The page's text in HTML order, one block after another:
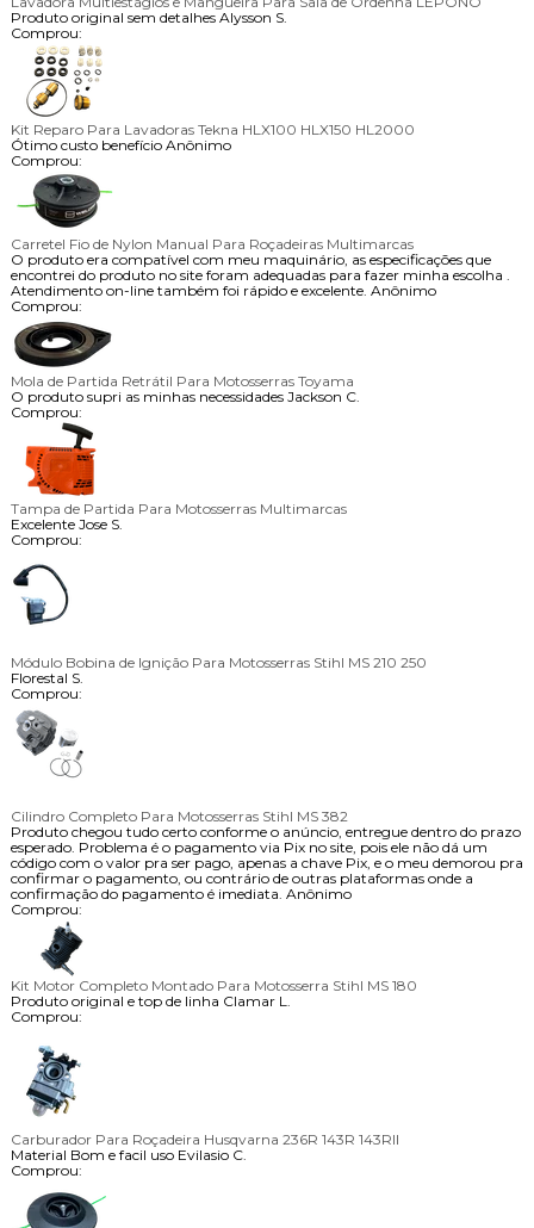
Produto original sem detalhes Alysson S.
Comprou:
Kit Reparo Para Lavadoras Tekna HLX100 HLX150 HL2000
Ótimo custo benefício Anônimo
Comprou:
Carretel Fio de Nylon Manual Para Roçadeiras Multimarcas
O produto era compatível com meu maquinário, as especificações que
encontrei do produto no site foram adequadas para fazer minha escolha .
Atendimento on-line também foi rápido e excelente. Anônimo
Comprou:
Mola de Partida Retrátil Para Motosserras Toyama
O produto supri as minhas necessidades Jackson C.
Comprou:
Tampa de Partida Para Motosserras Multimarcas
Excelente Jose S.
Comprou:
Módulo Bobina de Ignição Para Motosserras Stihl MS 210 250
Florestal S.
Comprou:
Cilindro Completo Para Motosserras Stihl MS 382
Produto chegou tudo certo conforme o anúncio, entregue dentro do prazo
esperado. Problema é o pagamento via Pix no site, pois ele não dá um
código com o valor pra ser pago, apenas a chave Pix, e o meu demorou pra
confirmar o pagamento, ou contrário de outras plataformas onde a
confirmação do pagamento é imediata. Anônimo
Comprou:
Kit Motor Completo Montado Para Motosserra Stihl MS 180
Produto original e top de linha Clamar L.
Comprou:
Carburador Para Roçadeira Husqvarna 236R 143R 143RII
Material Bom e facil uso Evilasio C.
Comprou: